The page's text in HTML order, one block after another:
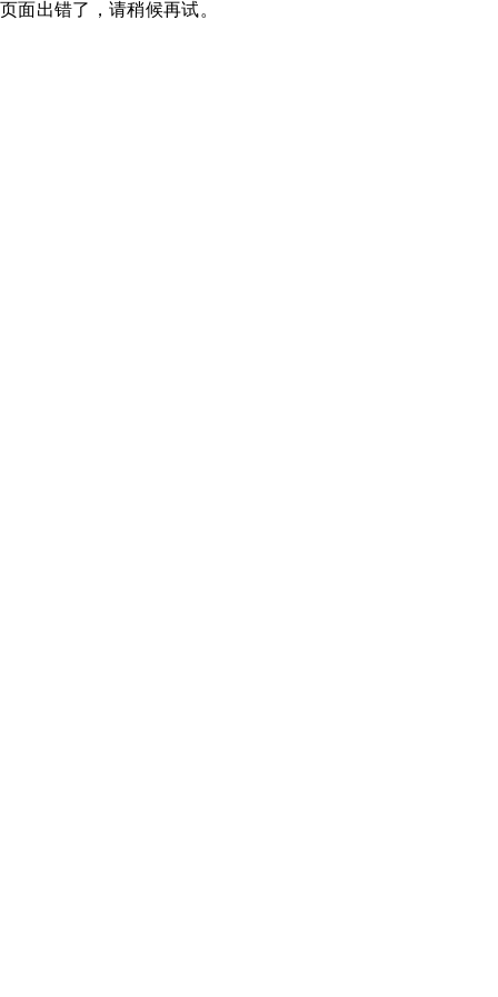
页面出错了，请稍候再试。